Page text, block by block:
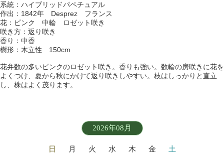
系統：ハイブリッドパペチュアル
作出：1842年 Desprez フランス
花：ピンク 中輪 ロゼット咲き
咲き方：返り咲き
香り：中香
樹形：木立性 150cm
花弁数の多いピンクのロゼット咲き。香りも強い。数輪の房咲きに花を
よくつけ、夏から秋にかけて返り咲きしやすい。枝はしっかりと直立
し、株はよく茂ります。
2026年08月
日 月 火 水 木 金
土